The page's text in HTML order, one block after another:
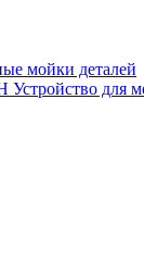
мойки деталей
Устройство для